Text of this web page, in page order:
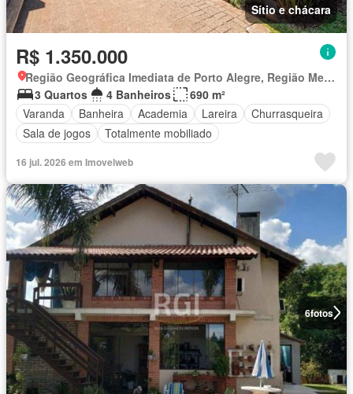
Sítio e chácara
R$ 1.350.000
Região Geográfica Imediata de Porto Alegre, Região Metropolitana de Porto Alegre
3 Quartos
4 Banheiros
690 m²
Varanda
Banheira Academia Lareira
Churrasqueira
Sala de jogos
Totalmente mobiliado
16 jul. 2026 em Imovelweb
6fotos